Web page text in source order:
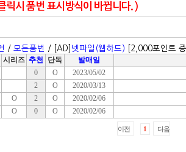
릭시 품번 표시방식이 바뀝니다. )